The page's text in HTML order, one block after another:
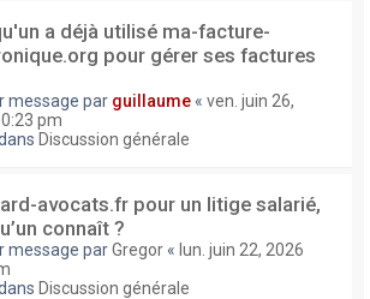
a déjà utilisé ma-facture-
pour gérer ses factures
message par guillaume « ven. juin 26,
pm
Discussion générale
avocats.fr pour un litige salarié,
connaît ?
message parGregor « lun. juin 22, 2026
Discussion générale